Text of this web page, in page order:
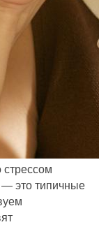
стрессом
— это типичные